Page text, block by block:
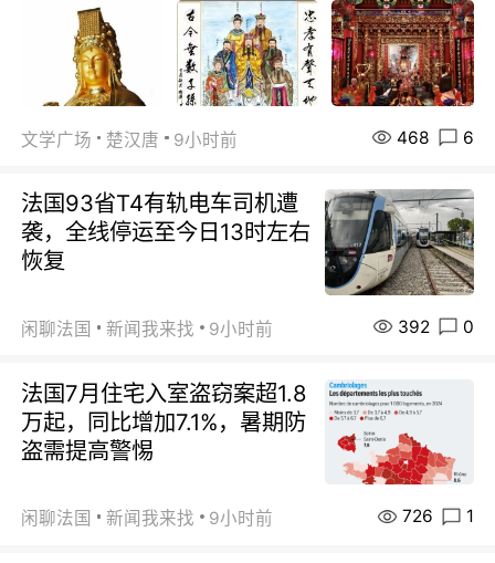
文学广场 楚汉唐 9小时前 468 6
法国93省T4有轨电车司机遭
袭，全线停运至今日13时左右
恢复
闲聊法国 新闻我来找 9小时前 392 0
法国7月住宅入室盗窃案超1.8
万起，同比增加7.1%，暑期防
盗需提高警惕
闲聊法国 新闻我来找 9小时前 726 1